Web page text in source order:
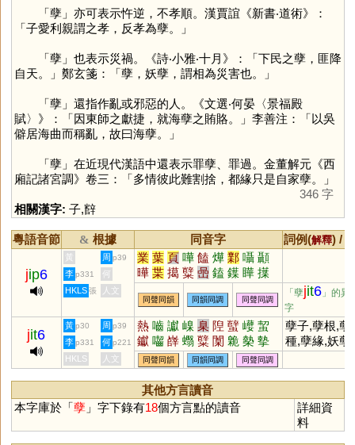
「孽」亦可表示忤逆，不孝順。漢賈誼《新書‧道術》：
「子愛利親謂之孝，反孝為孽。」
「孽」也表示災禍。《詩‧小雅‧十月》：「下民之孽，匪降
自天。」鄭玄箋：「孽，妖孽，謂相為災害也。」
「孽」還指作亂或邪惡的人。《文選‧何晏〈景福殿
賦〉》：「因東師之獻捷，就海孽之賄賂。」李善注：「以吳
僻居海曲而稱亂，故曰海孽。」
「孽」在近現代漢語中還表示罪孽、罪過。金董解元《西
廂記諸宮調》卷三：「多情彼此難割捨，都緣只是自家孽。」
346 字
相關漢字: 子,辥
粵語音節 & 根據 同音字 詞例(解釋) /
jip6
黃 周 p39 業 葉 頁 嘩 饁 燁 鄴 囁 顳
曄 枼 擖 糱 喦 鎑 鐷 瞱 擛
澲 櫱 嶭 讘 蠥 鍱 嶪 楪 偞
李 p331
何
HKLS 張 人文
同聲同韻 同韻同調 同聲同調
「孽jit6 」的異
字
jit6
黃 p30 周 p39 熱 嚙 讞 嵲 臬 隉 蠥 巕 蛪
钀 囓 嶭 蠮 糱 闑 臲 槷 摰
齧 櫱
孽子,孽根,孽
種,孽緣,妖孽,
冤孽,罪孽,餘
李 p331 何 p221
HKLS 人文 同聲同韻 同韻同調 同聲同調
其他方言讀音
本字庫於「孽」字下錄有18個方言點的讀音
詳細資
料